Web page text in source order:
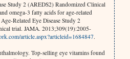
Study 2 (AREDS2) Randomized Clinical
omega-3 fatty acids for age-related
Related Eye Disease Study 2
trial. JAMA. 2013;309(19):2005-
article.aspx?articleid=1684847.
Top-selling eye vitamins found